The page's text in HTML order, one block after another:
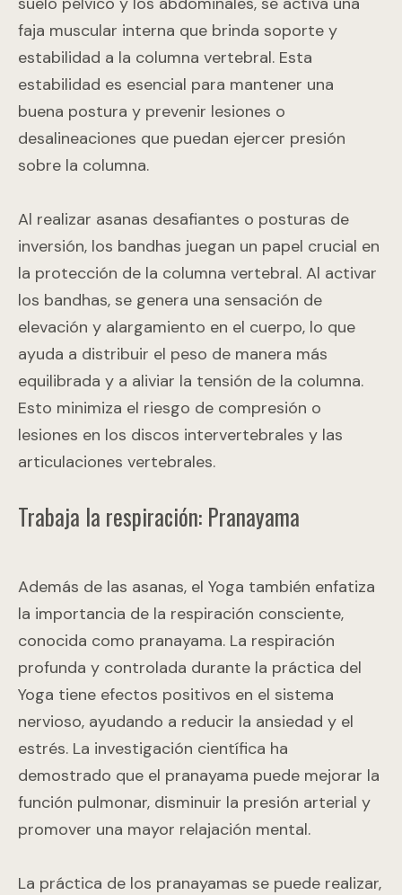
faja muscular interna que brinda soporte y
estabilidad a la columna vertebral. Esta
estabilidad es esencial para mantener una
buena postura y prevenir lesiones o
desalineaciones que puedan ejercer presión
sobre la columna.
Al realizar asanas desafiantes o posturas de
inversión, los bandhas juegan un papel crucial en
la protección de la columna vertebral. Al activar
los bandhas, se genera una sensación de
elevación y alargamiento en el cuerpo, lo que
ayuda a distribuir el peso de manera más
equilibrada y a aliviar la tensión de la columna.
Esto minimiza el riesgo de compresión o
lesiones en los discos intervertebrales y las
articulaciones vertebrales.
Trabaja la respiración: Pranayama
Además de las asanas, el Yoga también enfatiza
la importancia de la respiración consciente,
conocida como pranayama. La respiración
profunda y controlada durante la práctica del
Yoga tiene efectos positivos en el sistema
nervioso, ayudando a reducir la ansiedad y el
estrés. La investigación científica ha
demostrado que el pranayama puede mejorar la
función pulmonar, disminuir la presión arterial y
promover una mayor relajación mental.
La práctica de los pranayamas se puede realizar,